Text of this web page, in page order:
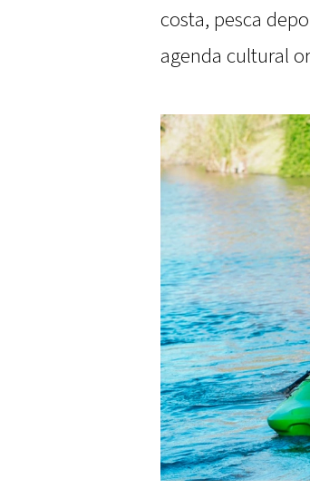
costa, pesca
agenda cultural